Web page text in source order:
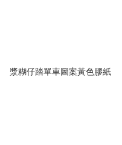
漿糊仔踏單車圖案黃色膠紙